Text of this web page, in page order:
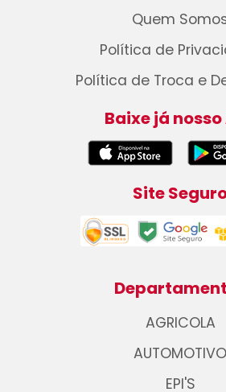
Quem
Política de
Política de Troca e
Baixe já nosso
Site
AGRICOLA
AUTOMOTIVO
EPI'S